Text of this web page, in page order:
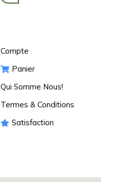
Compte
Panier
Qui Somme Nous!
Termes & Conditions
Satisfaction